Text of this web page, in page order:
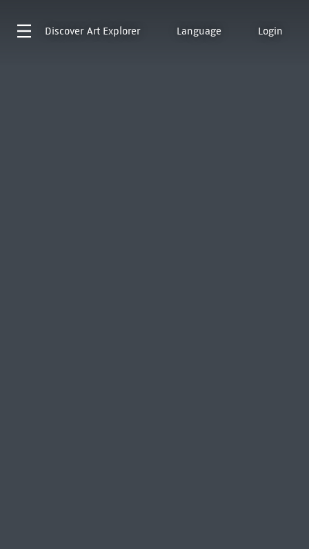
Discover Art Explorer Language Login